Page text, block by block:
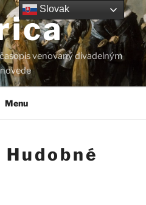
venovaný divadelným
Menu
Hudobné
Slovak